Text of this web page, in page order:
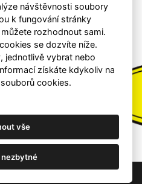
návštěvnosti soubory
k fungování stránky
rozhodnout sami.
se dozvíte níže.
jednotlivě vybrat nebo
získáte kdykoliv na
cookies.
vše
nezbytné